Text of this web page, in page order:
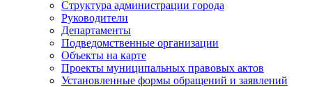
Структура администрации города
Руководители
Департаменты
Подведомственные организации
Объекты на карте
Проекты муниципальных правовых актов
Установленные формы обращений и заявлений